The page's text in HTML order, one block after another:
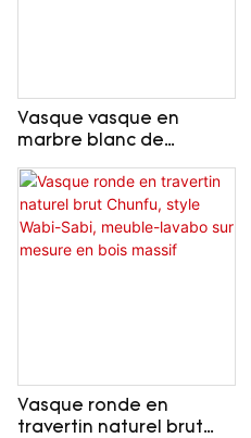
Vasque vasque en
marbre blanc de
floral festonné,
meuble-lavabo de luxe
sur mesure en bois
Vasque ronde en
travertin naturel brut